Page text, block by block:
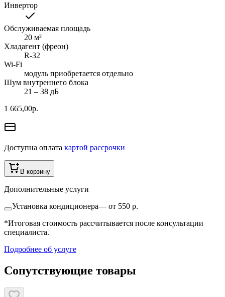
Инвертор
Обслуживаемая площадь
20 м²
Хладагент (фреон)
R-32
Wi-Fi
модуль приобретается отдельно
Шум внутреннего блока
21 ‒ 38 дБ
1 665,00р.
Доступна оплата картой рассрочки
В корзину
Дополнительные услуги
Установка кондиционера— от 550 р.
*Итоговая стоимость рассчитывается после консультации
специалиста.
Подробнее об услуге
Сопутствующие товары